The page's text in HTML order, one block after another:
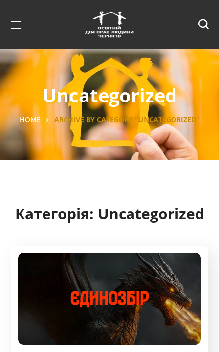
Uncategorized
HOME ARCHIVE BY CATEGORY "UNCATEGORIZED"
Категорія: Uncategorized